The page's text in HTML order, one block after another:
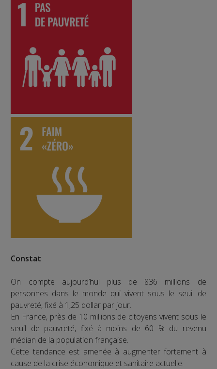
Constat
On compte aujourd’hui plus de 836 millions de
personnes dans le monde qui vivent sous le seuil de
pauvreté, fixé à 1,25 dollar par jour.
En France, près de 10 millions de citoyens vivent sous le
seuil de pauvreté, fixé à moins de 60 % du revenu
médian de la population française.
Cette tendance est amenée à augmenter fortement à
cause de la crise économique et sanitaire actuelle.